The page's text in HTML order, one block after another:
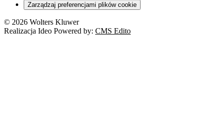
Zarządzaj preferencjami plików cookie
© 2026 Wolters Kluwer
Realizacja Ideo Powered by: CMS Edito